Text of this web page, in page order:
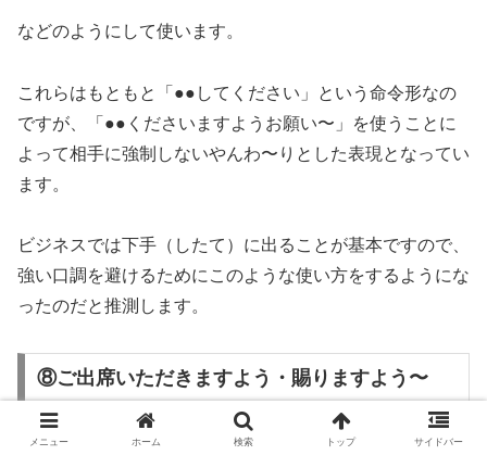
などのようにして使います。
これらはもともと「●●してください」という命令形なの
ですが、「●●くださいますようお願い〜」を使うことに
よって相手に強制しないやんわ〜りとした表現となってい
ます。
ビジネスでは下手（したて）に出ることが基本ですので、
強い口調を避けるためにこのような使い方をするようにな
ったのだと推測します。
⑧ご出席いただきますよう・賜りますよう〜
目上・ビジネスメールにもつかえる丁寧な「出席してくだ
メニュー ホーム 検索 トップ サイドバー